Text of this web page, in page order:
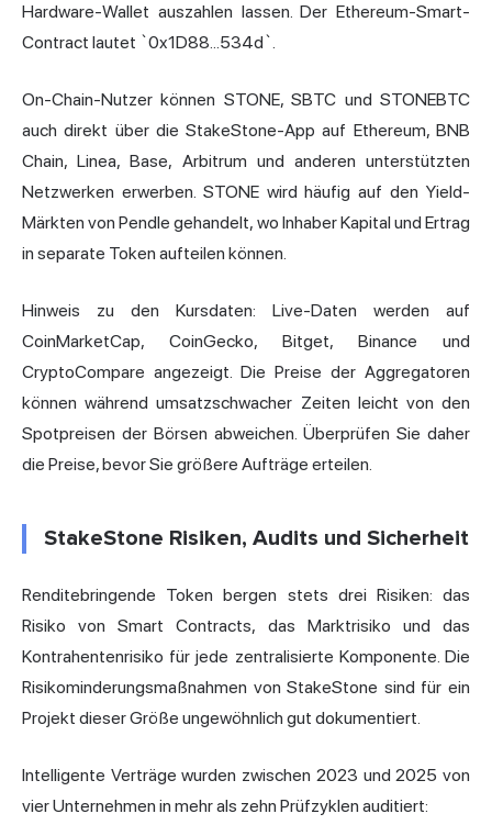
Hardware-Wallet auszahlen lassen. Der Ethereum-Smart-
Contract lautet `0x1D88...534d`.
On-Chain-Nutzer können STONE, SBTC und STONEBTC
auch direkt über die StakeStone-App auf Ethereum, BNB
Chain, Linea, Base, Arbitrum und anderen unterstützten
Netzwerken erwerben. STONE wird häufig auf den Yield-
Märkten von Pendle gehandelt, wo Inhaber Kapital und Ertrag
in separate Token aufteilen können.
Hinweis zu den Kursdaten: Live-Daten werden auf
CoinMarketCap, CoinGecko, Bitget, Binance und
CryptoCompare angezeigt. Die Preise der Aggregatoren
können während umsatzschwacher Zeiten leicht von den
Spotpreisen der Börsen abweichen. Überprüfen Sie daher
die Preise, bevor Sie größere Aufträge erteilen.
StakeStone Risiken, Audits und Sicherheit
Renditebringende Token bergen stets drei Risiken: das
Risiko von Smart Contracts, das Marktrisiko und das
Kontrahentenrisiko für jede zentralisierte Komponente. Die
Risikominderungsmaßnahmen von StakeStone sind für ein
Projekt dieser Größe ungewöhnlich gut dokumentiert.
Intelligente Verträge wurden zwischen 2023 und 2025 von
vier Unternehmen in mehr als zehn Prüfzyklen auditiert: